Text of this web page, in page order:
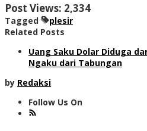
Post Views: 2,334
Tagged
plesir
Related Posts
Uang Saku Dolar Diduga
Ngaku dari Tabungan
by Redaksi
Follow Us On